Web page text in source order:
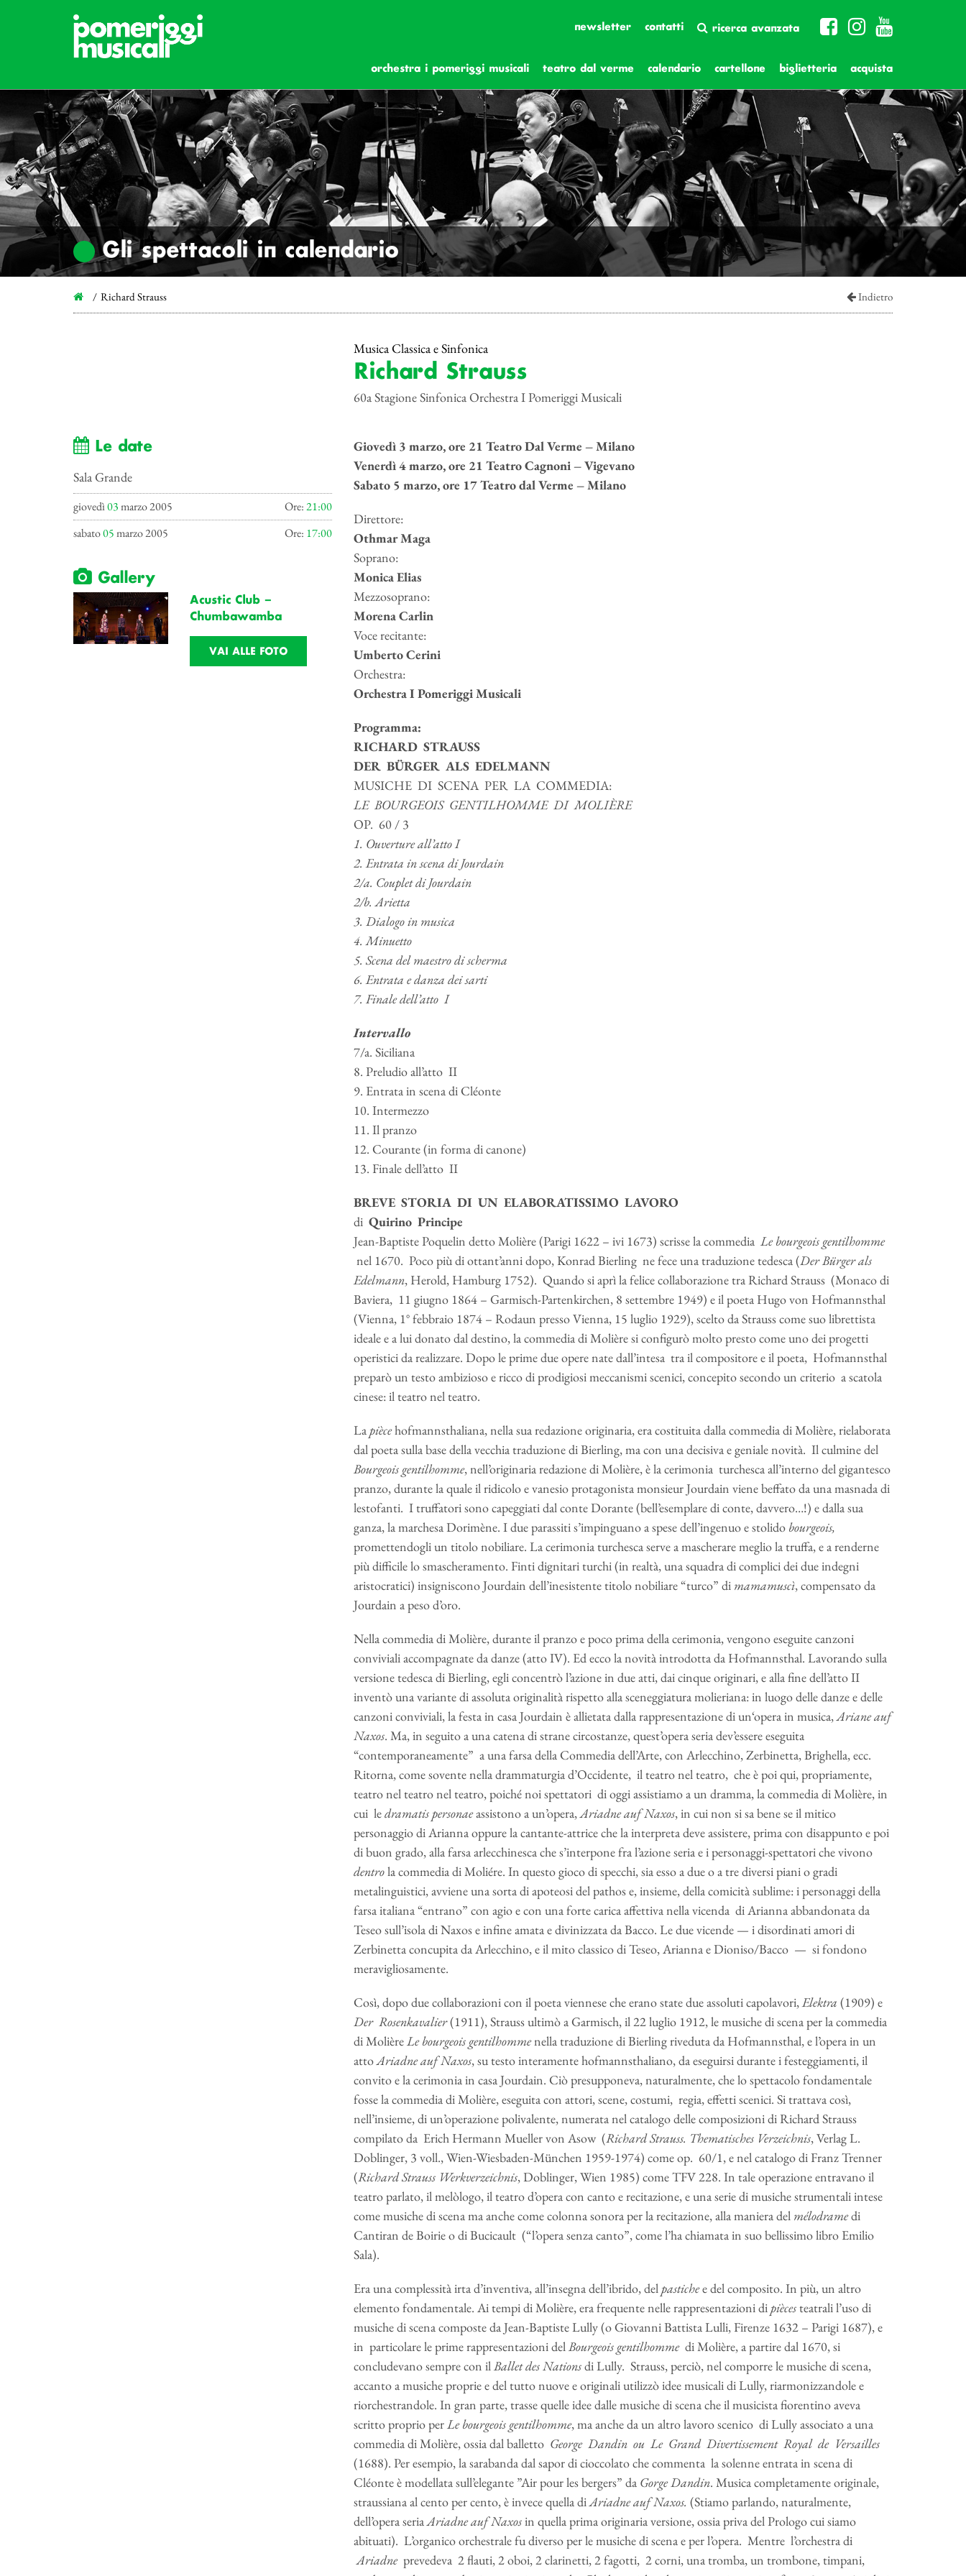
newsletter contatti ricerca avanzata
orchestra i pomeriggi musicali teatro dal verme calendario cartellone biglietteria acquista
Gli spettacoli in calendario
Richard Strauss Indietro
Le date
Sala Grande
giovedì03marzo 2005 Ore:21:00
sabato05marzo 2005 Ore: 17:00
Gallery
Acustic Club –
Chumbawamba
VAI ALLE FOTO
Musica Classica e Sinfonica
Richard Strauss
60a Stagione Sinfonica Orchestra I Pomeriggi Musicali
Giovedì 3 marzo, ore 21 Teatro Dal Verme – Milano
Venerdì 4 marzo, ore 21 Teatro Cagnoni – Vigevano
Sabato 5 marzo, ore 17 Teatro dal Verme – Milano
Direttore:
Othmar Maga
Soprano:
Monica Elias
Mezzosoprano:
Morena Carlin
Voce recitante:
Umberto Cerini
Orchestra:
Orchestra I Pomeriggi Musicali
Programma:
RICHARD STRAUSS
DER BÜRGER ALS EDELMANN
MUSICHE DI SCENA PER LA COMMEDIA:
LE BOURGEOIS GENTILHOMME DI MOLIÈRE
OP. 60 / 3
1. Ouverture all’atto I
2. Entrata in scena di Jourdain
2/a. Couplet di Jourdain
2/b. Arietta
3. Dialogo in musica
4. Minuetto
5. Scena del maestro di scherma
6. Entrata e danza dei sarti
7. Finale dell’atto I
Intervallo
7/a. Siciliana
8. Preludio all’atto II
9. Entrata in scena di Cléonte
10. Intermezzo
11. Il pranzo
12. Courante (in forma di canone)
13. Finale dell’atto II
BREVE STORIA DI UN ELABORATISSIMO LAVORO
di Quirino Principe
Jean-Baptiste Poquelin detto Molière (Parigi 1622 – ivi 1673) scrisse la commedia Le bourgeois gentilhomme
nel 1670. Poco più di ottant’anni dopo, Konrad Bierling ne fece una traduzione tedesca (Der Bürger als
Edelmann, Herold, Hamburg 1752). Quando si aprì la felice collaborazione tra Richard Strauss (Monaco di
Baviera, 11 giugno 1864 – Garmisch-Partenkirchen, 8 settembre 1949) e il poeta Hugo von Hofmannsthal
(Vienna, 1° febbraio 1874 – Rodaun presso Vienna, 15 luglio 1929), scelto da Strauss come suo librettista
ideale e a lui donato dal destino, la commedia di Molière si configurò molto presto come uno dei progetti
operistici da realizzare. Dopo le prime due opere nate dall’intesa tra il compositore e il poeta, Hofmannsthal
preparò un testo ambizioso e ricco di prodigiosi meccanismi scenici, concepito secondo un criterio a scatola
cinese: il teatro nel teatro.
Lapiècehofmannsthaliana, nella sua redazione originaria, era costituita dalla commedia di Molière, rielaborata
dal poeta sulla base della vecchia traduzione di Bierling, ma con una decisiva e geniale novità. Il culmine del
Bourgeois gentilhomme, nell’originaria redazione di Molière, è la cerimonia turchesca all’interno del gigantesco
pranzo, durante la quale il ridicolo e vanesio protagonista monsieur Jourdain viene beffato da una masnada di
lestofanti. I truffatori sono capeggiati dal conte Dorante (bell’esemplare di conte, davvero…!) e dalla sua
ganza, la marchesa Dorimène. I due parassiti s’impinguano a spese dell’ingenuo e stolido bourgeois,
promettendogli un titolo nobiliare. La cerimonia turchesca serve a mascherare meglio la truffa, e a renderne
più difficile lo smascheramento. Finti dignitari turchi (in realtà, una squadra di complici dei due indegni
aristocratici) insigniscono Jourdain dell’inesistente titolo nobiliare “turco” di mamamuscì, compensato da
Jourdain a peso d’oro.
Nella commedia di Molière, durante il pranzo e poco prima della cerimonia, vengono eseguite canzoni
conviviali accompagnate da danze (atto IV). Ed ecco la novità introdotta da Hofmannsthal. Lavorando sulla
versione tedesca di Bierling, egli concentrò l’azione in due atti, dai cinque originari, e alla fine dell’atto II
inventò una variante di assoluta originalità rispetto alla sceneggiatura molieriana: in luogo delle danze e delle
canzoni conviviali, la festa in casa Jourdain è allietata dalla rappresentazione di un‘opera in musica,Ariane auf
Naxos. Ma, in seguito a una catena di strane circostanze, quest’opera seria dev’essere eseguita
“contemporaneamente” a una farsa della Commedia dell’Arte, con Arlecchino, Zerbinetta, Brighella, ecc.
Ritorna, come sovente nella drammaturgia d’Occidente, il teatro nel teatro, che è poi qui, propriamente,
teatro nel teatro nel teatro, poiché noi spettatori di oggi assistiamo a un dramma, la commedia di Molière, in
cui ledramatis personaeassistono a un’opera,Ariadne auf Naxos, in cui non si sa bene se il mitico
personaggio di Arianna oppure la cantante-attrice che la interpreta deve assistere, prima con disappunto e poi
di buon grado, alla farsa arlecchinesca che s’interpone fra l’azione seria e i personaggi-spettatori che vivono
dentrola commedia di Moliére. In questo gioco di specchi, sia esso a due o a tre diversi piani o gradi
metalinguistici, avviene una sorta di apoteosi del pathos e, insieme, della comicità sublime: i personaggi della
farsa italiana “entrano” con agio e con una forte carica affettiva nella vicenda di Arianna abbandonata da
Teseo sull’isola di Naxos e infine amata e divinizzata da Bacco. Le due vicende — i disordinati amori di
Zerbinetta concupita da Arlecchino, e il mito classico di Teseo, Arianna e Dioniso/Bacco — si fondono
meravigliosamente.
Così, dopo due collaborazioni con il poeta viennese che erano state due assoluti capolavori,Elektra (1909) e
Der Rosenkavalier(1911), Strauss ultimò a Garmisch, il 22 luglio 1912, le musiche di scena per la commedia
di MolièreLe bourgeois gentilhommenella traduzione di Bierling riveduta da Hofmannsthal, e l’opera in un
attoAriadne auf Naxos, su testo interamente hofmannsthaliano, da eseguirsi durante i festeggiamenti, il
convito e la cerimonia in casa Jourdain. Ciò presupponeva, naturalmente, che lo spettacolo fondamentale
fosse la commedia di Molière, eseguita con attori, scene, costumi, regia, effetti scenici. Si trattava così,
nell’insieme, di un’operazione polivalente, numerata nel catalogo delle composizioni di Richard Strauss
compilato da Erich Hermann Mueller von Asow (Richard Strauss. Thematisches Verzeichnis, Verlag L.
Doblinger, 3 voll., Wien-Wiesbaden-München 1959-1974) come op. 60/1, e nel catalogo di Franz Trenner
(Richard Strauss Werkverzeichnis, Doblinger, Wien 1985) come TFV 228. In tale operazione entravano il
teatro parlato, il melòlogo, il teatro d’opera con canto e recitazione, e una serie di musiche strumentali intese
come musiche di scena ma anche come colonna sonora per la recitazione, alla maniera del mélodramedi
Cantiran de Boirie o di Bucicault (“l’opera senza canto”, come l’ha chiamata in suo bellissimo libro Emilio
Sala).
Era una complessità irta d’inventiva, all’insegna dell’ibrido, delpastichee del composito. In più, un altro
elemento fondamentale. Ai tempi di Molière, era frequente nelle rappresentazioni dipiècesteatrali l’uso di
musiche di scena composte da Jean-Baptiste Lully (o Giovanni Battista Lulli, Firenze 1632 – Parigi 1687), e
in particolare le prime rappresentazioni delBourgeois gentilhommedi Molière, a partire dal 1670, si
concludevano sempre con ilBallet des Nationsdi Lully. Strauss, perciò, nel comporre le musiche di scena,
accanto a musiche proprie e del tutto nuove e originali utilizzò idee musicali di Lully, riarmonizzandole e
riorchestrandole. In gran parte, trasse quelle idee dalle musiche di scena che il musicista fiorentino aveva
scritto proprio perLe bourgeois gentilhomme, ma anche da un altro lavoro scenico di Lully associato a una
commedia di Molière, ossia dal balletto George Dandin ou Le Grand Divertissement Royal de Versailles
(1688). Per esempio, la sarabanda dal sapor di cioccolato che commenta la solenne entrata in scena di
Cléonte è modellata sull’elegante ”Air pour les bergers” da Gorge Dandin. Musica completamente originale,
straussiana al cento per cento, è invece quella diAriadne auf Naxos. (Stiamo parlando, naturalmente,
dell’opera seriaAriadne auf Naxosin quella prima originaria versione, ossia priva del Prologo cui siamo
abituati). L’organico orchestrale fu diverso per le musiche di scena e per l’opera. Mentre l’orchestra di
Ariadne prevedeva 2 flauti, 2 oboi, 2 clarinetti, 2 fagotti, 2 corni, una tromba, un trombone, timpani,